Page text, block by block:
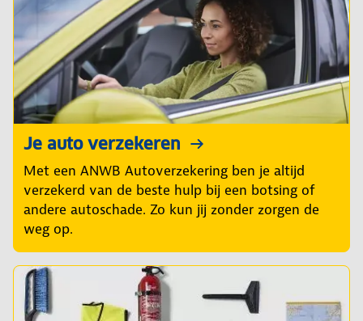
Je auto verzekeren
Met een ANWB Autoverzekering ben je altijd
verzekerd van de beste hulp bij een botsing of
andere autoschade. Zo kun jij zonder zorgen de
weg op.